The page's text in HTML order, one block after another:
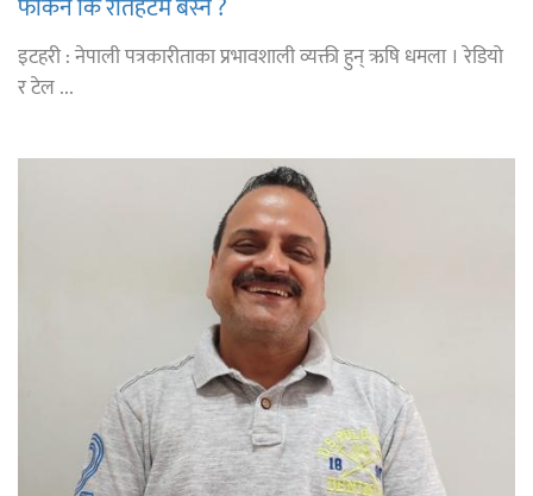
फर्किने कि रौतहटमै बस्ने ?
इटहरी : नेपाली पत्रकारीताका प्रभावशाली व्यक्ती हुन् ऋषि धमला । रेडियो
र टेल ...